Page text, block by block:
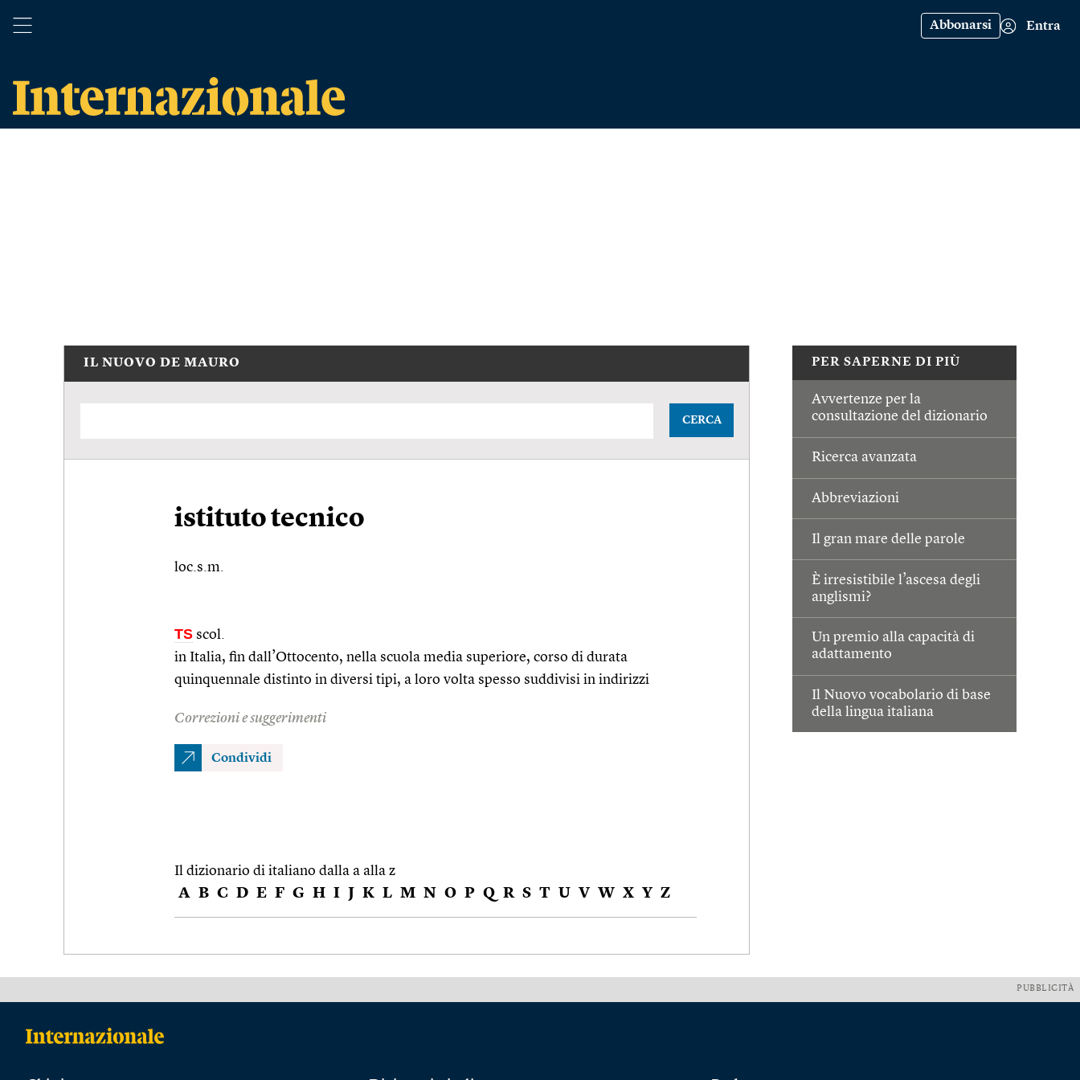
Abbonarsi Entra
PER SAPERNE DI PIÙ
Avvertenze per la
consultazione del dizionario
Ricerca avanzata
Abbreviazioni
Il gran mare delle parole
È irresistibile l’ascesa degli
anglismi?
Un premio alla capacità di
adattamento
Il Nuovo vocabolario di base
della lingua italiana
IL NUOVO DE MAURO
CERCA
istituto tecnico
loc.s.m.
TS scol.
in Italia, fin dall’Ottocento, nella scuola media superiore, corso di durata
quinquennale distinto in diversi tipi, a loro volta spesso suddivisi in indirizzi
Correzioni e suggerimenti
Condividi
Il dizionario di italiano dalla a alla z
A B C D E F G H I J K L M N O P Q R S T U V W X Y Z
PUBBLICITÀ